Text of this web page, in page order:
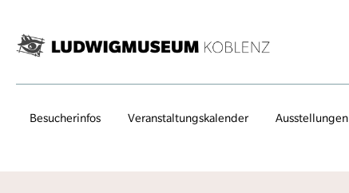
Besucherinfos Veranstaltungs­kalender Ausstellungen